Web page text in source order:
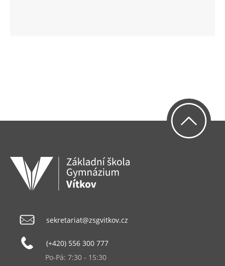
sekretariat@zsgvitkov.cz
(+420) 556 300 777
Po-Pá: 7:30 - 15:30